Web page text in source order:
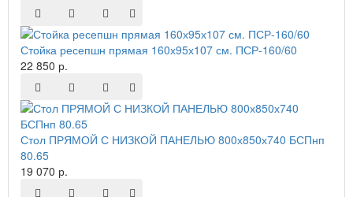
Стойка ресепшн прямая 160х95х107 см. ПСР-160/60
22 850 р.
Стол ПРЯМОЙ С НИЗКОЙ ПАНЕЛЬЮ 800х850х740 БСПнп
80.65
19 070 р.